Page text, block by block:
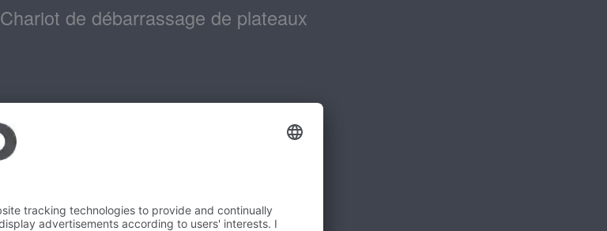
Chariot de débarrassage de plateaux